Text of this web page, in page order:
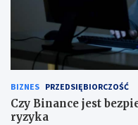
BIZNES PRZEDSIĘBIORCZOŚĆ
Czy Binance jest
ryzyka